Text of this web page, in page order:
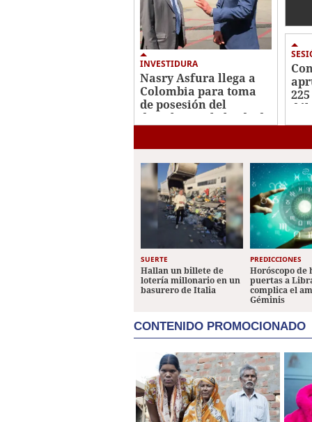
INVESTIDURA
Nasry Asfura llega a
Colombia para toma
de posesión del
derechista Abelardo de
SUERTE
Hallan un billete de
lotería millonario en un
basurero de Italia
PREDICCIONES
Horóscopo de
puertas a
complica el
Géminis
CONTENIDO PROMOCIONADO